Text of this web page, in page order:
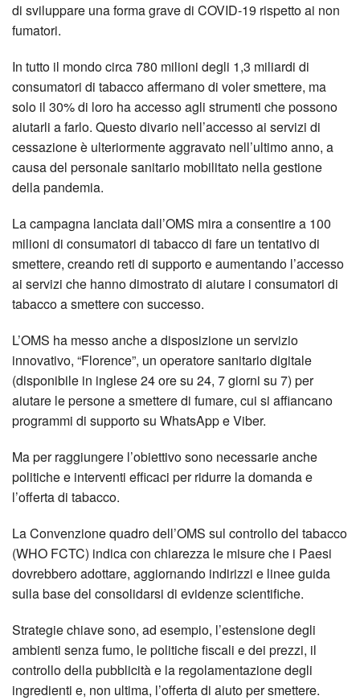
di sviluppare una forma grave di COVID-19 rispetto ai non
fumatori.
In tutto il mondo circa 780 milioni degli 1,3 miliardi di
consumatori di tabacco affermano di voler smettere, ma
solo il 30% di loro ha accesso agli strumenti che possono
aiutarli a farlo. Questo divario nell’accesso ai servizi di
cessazione è ulteriormente aggravato nell’ultimo anno, a
causa del personale sanitario mobilitato nella gestione
della pandemia.
La campagna lanciata dall’OMS mira a consentire a 100
milioni di consumatori di tabacco di fare un tentativo di
smettere, creando reti di supporto e aumentando l’accesso
ai servizi che hanno dimostrato di aiutare i consumatori di
tabacco a smettere con successo.
L’OMS ha messo anche a disposizione un servizio
innovativo, “Florence”, un operatore sanitario digitale
(disponibile in inglese 24 ore su 24, 7 giorni su 7) per
aiutare le persone a smettere di fumare, cui si affiancano
programmi di supporto su WhatsApp e Viber.
Ma per raggiungere l’obiettivo sono necessarie anche
politiche e interventi efficaci per ridurre la domanda e
l’offerta di tabacco.
La Convenzione quadro dell’OMS sul controllo del tabacco
(WHO FCTC) indica con chiarezza le misure che i Paesi
dovrebbero adottare, aggiornando indirizzi e linee guida
sulla base del consolidarsi di evidenze scientifiche.
Strategie chiave sono, ad esempio, l’estensione degli
ambienti senza fumo, le politiche fiscali e dei prezzi, il
controllo della pubblicità e la regolamentazione degli
ingredienti e, non ultima, l’offerta di aiuto per smettere.